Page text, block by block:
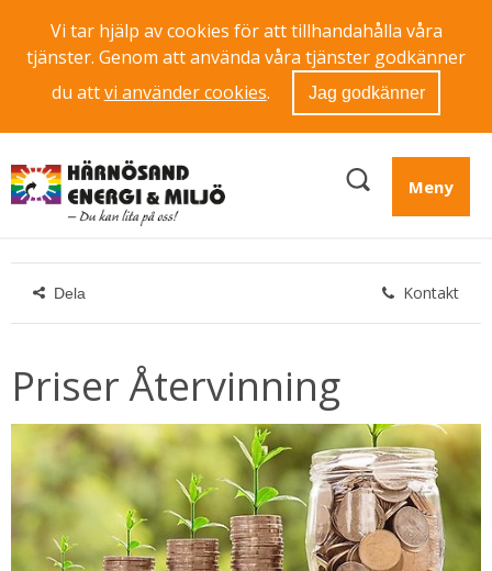
Vi tar hjälp av cookies för att tillhandahålla våra
tjänster. Genom att använda våra tjänster godkänner
du attvi använder cookies. Jag godkänner
Meny
Dela Kontakt
Priser Återvinning